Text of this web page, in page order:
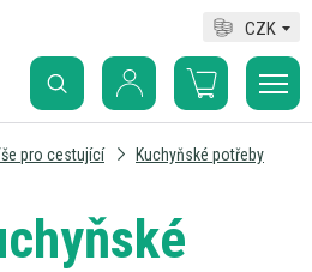
CZK
pro cestující
Kuchyňské potřeby